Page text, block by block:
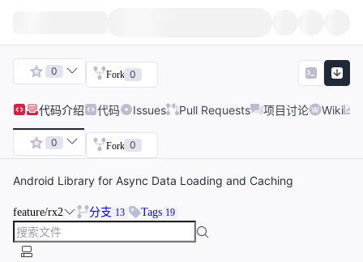
0 Fork 0
代码介绍 代码 Issues Pull Requests 项目讨论 Wiki
0 Fork 0
Android Library for Async Data Loading and Caching
feature/rx2 分支 13 Tags 19